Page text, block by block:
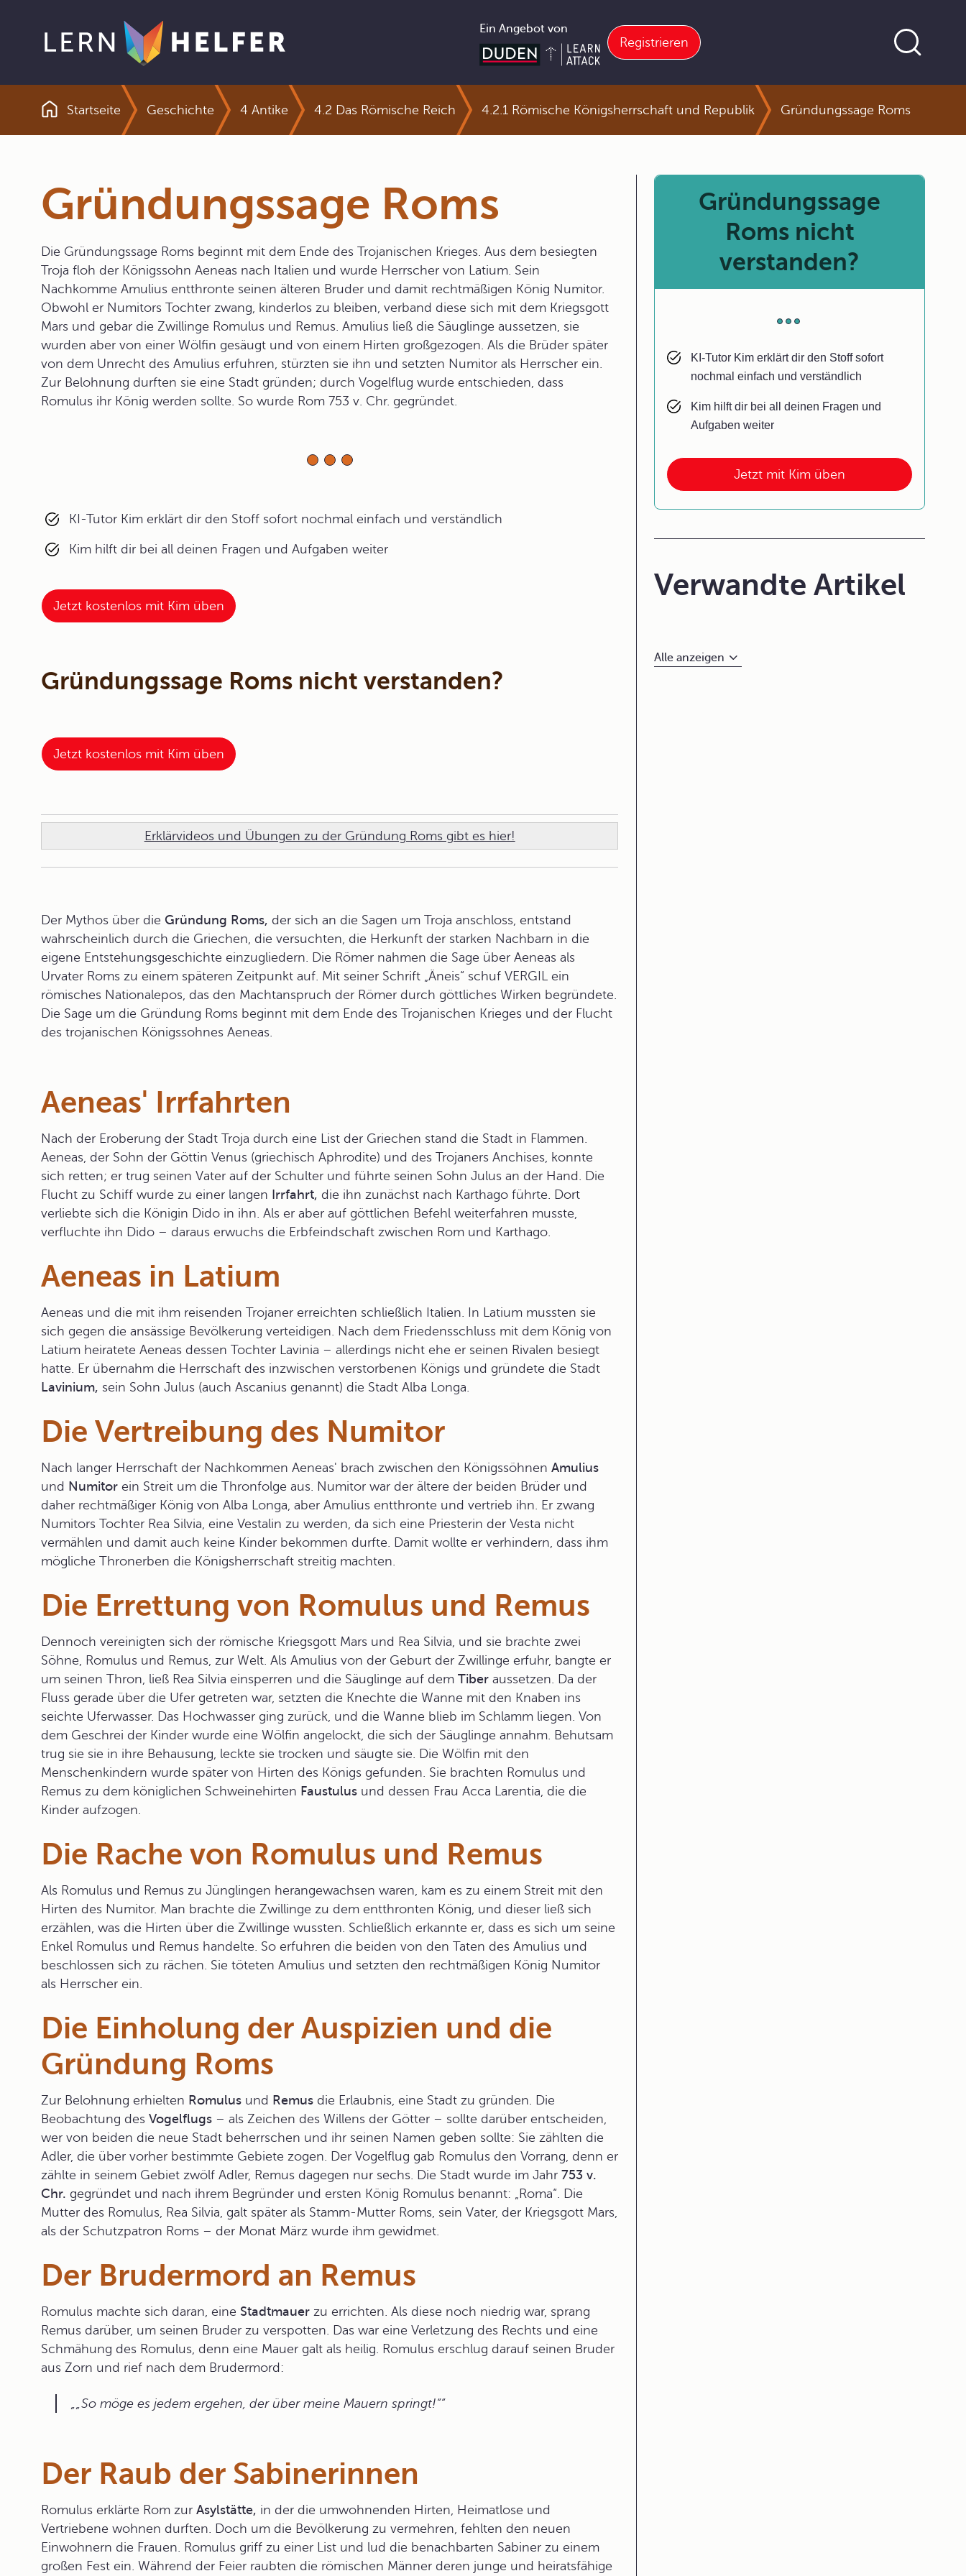
Ein Angebot von
Registrieren
Pfadnavigation
Startseite Geschichte 4 Antike 4.2 Das Römische Reich 4.2.1 Römische Königsherrschaft und Republik Gründungssage Roms
Gründungssage Roms
Die Gründungssage Roms beginnt mit dem Ende des Trojanischen Krieges. Aus dem besiegten
Troja floh der Königssohn Aeneas nach Italien und wurde Herrscher von Latium. Sein
Nachkomme Amulius entthronte seinen älteren Bruder und damit rechtmäßigen König Numitor.
Obwohl er Numitors Tochter zwang, kinderlos zu bleiben, verband diese sich mit dem Kriegsgott
Mars und gebar die Zwillinge Romulus und Remus. Amulius ließ die Säuglinge aussetzen, sie
wurden aber von einer Wölfin gesäugt und von einem Hirten großgezogen. Als die Brüder später
von dem Unrecht des Amulius erfuhren, stürzten sie ihn und setzten Numitor als Herrscher ein.
Zur Belohnung durften sie eine Stadt gründen; durch Vogelflug wurde entschieden, dass
Romulus ihr König werden sollte. So wurde Rom 753 v. Chr. gegründet.
KI-Tutor Kim erklärt dir den Stoff sofort nochmal einfach und verständlich
Kim hilft dir bei all deinen Fragen und Aufgaben weiter
Jetzt kostenlos mit Kim üben
Gründungssage Roms nicht verstanden?
Jetzt kostenlos mit Kim üben
Erklärvideos und Übungen zu der Gründung Roms gibt es hier!
Der Mythos über die Gründung Roms, der sich an die Sagen um Troja anschloss, entstand
wahrscheinlich durch die Griechen, die versuchten, die Herkunft der starken Nachbarn in die
eigene Entstehungsgeschichte einzugliedern. Die Römer nahmen die Sage über Aeneas als
Urvater Roms zu einem späteren Zeitpunkt auf. Mit seiner Schrift „Äneis“ schuf VERGIL ein
römisches Nationalepos, das den Machtanspruch der Römer durch göttliches Wirken begründete.
Die Sage um die Gründung Roms beginnt mit dem Ende des Trojanischen Krieges und der Flucht
des trojanischen Königssohnes Aeneas.
Aeneas' Irrfahrten
Nach der Eroberung der Stadt Troja durch eine List der Griechen stand die Stadt in Flammen.
Aeneas, der Sohn der Göttin Venus (griechisch Aphrodite) und des Trojaners Anchises, konnte
sich retten; er trug seinen Vater auf der Schulter und führte seinen Sohn Julus an der Hand. Die
Flucht zu Schiff wurde zu einer langen Irrfahrt, die ihn zunächst nach Karthago führte. Dort
verliebte sich die Königin Dido in ihn. Als er aber auf göttlichen Befehl weiterfahren musste,
verfluchte ihn Dido – daraus erwuchs die Erbfeindschaft zwischen Rom und Karthago.
Aeneas in Latium
Aeneas und die mit ihm reisenden Trojaner erreichten schließlich Italien. In Latium mussten sie
sich gegen die ansässige Bevölkerung verteidigen. Nach dem Friedensschluss mit dem König von
Latium heiratete Aeneas dessen Tochter Lavinia – allerdings nicht ehe er seinen Rivalen besiegt
hatte. Er übernahm die Herrschaft des inzwischen verstorbenen Königs und gründete die Stadt
Lavinium, sein Sohn Julus (auch Ascanius genannt) die Stadt Alba Longa.
Die Vertreibung des Numitor
Nach langer Herrschaft der Nachkommen Aeneas' brach zwischen den Königssöhnen Amulius
und Numitor ein Streit um die Thronfolge aus. Numitor war der ältere der beiden Brüder und
daher rechtmäßiger König von Alba Longa, aber Amulius entthronte und vertrieb ihn. Er zwang
Numitors Tochter Rea Silvia, eine Vestalin zu werden, da sich eine Priesterin der Vesta nicht
vermählen und damit auch keine Kinder bekommen durfte. Damit wollte er verhindern, dass ihm
mögliche Thronerben die Königsherrschaft streitig machten.
Die Errettung von Romulus und Remus
Dennoch vereinigten sich der römische Kriegsgott Mars und Rea Silvia, und sie brachte zwei
Söhne, Romulus und Remus, zur Welt. Als Amulius von der Geburt der Zwillinge erfuhr, bangte er
um seinen Thron, ließ Rea Silvia einsperren und die Säuglinge auf dem Tiber aussetzen. Da der
Fluss gerade über die Ufer getreten war, setzten die Knechte die Wanne mit den Knaben ins
seichte Uferwasser. Das Hochwasser ging zurück, und die Wanne blieb im Schlamm liegen. Von
dem Geschrei der Kinder wurde eine Wölfin angelockt, die sich der Säuglinge annahm. Behutsam
trug sie sie in ihre Behausung, leckte sie trocken und säugte sie. Die Wölfin mit den
Menschenkindern wurde später von Hirten des Königs gefunden. Sie brachten Romulus und
Remus zu dem königlichen Schweinehirten Faustulus und dessen Frau Acca Larentia, die die
Kinder aufzogen.
Die Rache von Romulus und Remus
Als Romulus und Remus zu Jünglingen herangewachsen waren, kam es zu einem Streit mit den
Hirten des Numitor. Man brachte die Zwillinge zu dem entthronten König, und dieser ließ sich
erzählen, was die Hirten über die Zwillinge wussten. Schließlich erkannte er, dass es sich um seine
Enkel Romulus und Remus handelte. So erfuhren die beiden von den Taten des Amulius und
beschlossen sich zu rächen. Sie töteten Amulius und setzten den rechtmäßigen König Numitor
als Herrscher ein.
Die Einholung der Auspizien und die
Gründung Roms
Zur Belohnung erhielten Romulus und Remus die Erlaubnis, eine Stadt zu gründen. Die
Beobachtung des Vogelflugs – als Zeichen des Willens der Götter – sollte darüber entscheiden,
wer von beiden die neue Stadt beherrschen und ihr seinen Namen geben sollte: Sie zählten die
Adler, die über vorher bestimmte Gebiete zogen. Der Vogelflug gab Romulus den Vorrang, denn er
zählte in seinem Gebiet zwölf Adler, Remus dagegen nur sechs. Die Stadt wurde im Jahr 753 v.
Chr. gegründet und nach ihrem Begründer und ersten König Romulus benannt: „Roma“. Die
Mutter des Romulus, Rea Silvia, galt später als Stamm-Mutter Roms, sein Vater, der Kriegsgott Mars,
als der Schutzpatron Roms – der Monat März wurde ihm gewidmet.
Der Brudermord an Remus
Romulus machte sich daran, eine Stadtmauer zu errichten. Als diese noch niedrig war, sprang
Remus darüber, um seinen Bruder zu verspotten. Das war eine Verletzung des Rechts und eine
Schmähung des Romulus, denn eine Mauer galt als heilig. Romulus erschlug darauf seinen Bruder
aus Zorn und rief nach dem Brudermord :
„So möge es jedem ergehen, der über meine Mauern springt!“
Der Raub der Sabinerinnen
Romulus erklärte Rom zur Asylstätte, in der die umwohnenden Hirten, Heimatlose und
Vertriebene wohnen durften. Doch um die Bevölkerung zu vermehren, fehlten den neuen
Einwohnern die Frauen. Romulus griff zu einer List und lud die benachbarten Sabiner zu einem
großen Fest ein. Während der Feier raubten die römischen Männer deren junge und heiratsfähige
Jetzt mit Kim üben
Gründungssage
Roms nicht
verstanden?
KI-Tutor Kim erklärt dir den Stoff sofort
nochmal einfach und verständlich
Kim hilft dir bei all deinen Fragen und
Aufgaben weiter
Verwandte Artikel
Alle anzeigen